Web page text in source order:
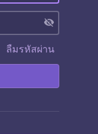
visibility_off
ลืมรหัสผ่าน